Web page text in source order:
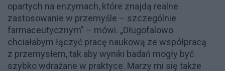
opartych na enzymach, które znajdą realne
zastosowanie w przemyśle – szczególnie
farmaceutycznym” – mówi. „Długofalowo
chciałabym łączyć pracę naukową ze współpracą
z przemysłem, tak aby wyniki badań mogły być
szybko wdrażane w praktyce. Marzy mi się także